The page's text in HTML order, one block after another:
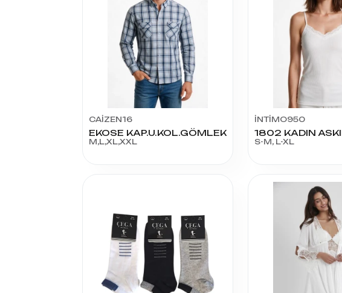
CAİZEN16
EKOSE KAP.U.KOL.GÖMLEK
M,L,XL,XXL
İNTİMO950
S-M, L-XL